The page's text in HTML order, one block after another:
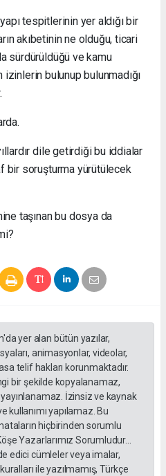
tespitlerinin yer aldığı bir
akıbetinin ne olduğu, ticari
sürdürüldüğü ve kamu
izinlerin bulunup bulunmadığı
dile getirdiği bu iddialar
bir soruşturma yürütülecek
taşınan bu dosya da
yer alan bütün yazılar,
animasyonlar, videolar,
telif hakları korunmaktadır.
bir şekilde kopyalanamaz,
İzinsiz ve kaynak
yapılamaz. Bu
hiçbirinden sorumlu
Yazarlarımız Sorumludur...
edici cümleler veya imalar,
ile yazılmamış, Türkçe